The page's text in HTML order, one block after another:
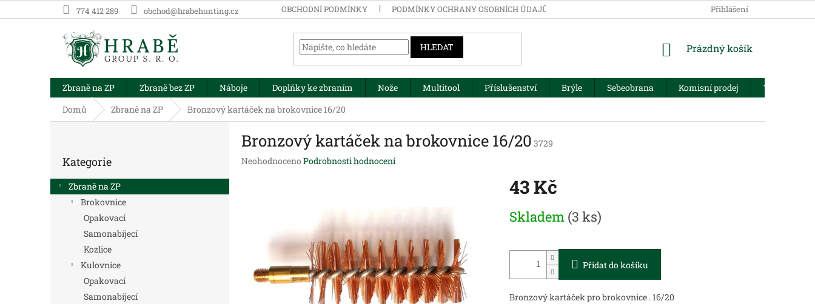
na
774 412 289 obchod@hrabehunting.cz OBCHODNÍ PODMÍNKY PODMÍNKY OCHRANY OSOBNÍCH ÚDAJŮ Přihlášení
HLEDAT
NÁKUPNÍ
Prázdný košík
Zbraně na ZP Zbraně bez ZP Náboje Doplňky ke zbraním Nože Multitool Příslušenství Brýle Sebeobrana Komisní prodej
Trezory
Domů
Zbraně na ZP Bronzový kartáček na brokovnice 16/20
r
a
kategorie
Kategorie
Zbraně na ZP
Brokovnice
Opakovací
Samonabíjecí
Kozlice
Kulovnice
Opakovací
Samonabíjecí
Bronzový kartáček na brokovnice 16/20 3729
Průměrné
hvězdiček.
Neohodnoceno Podrobnosti hodnocení
43 Kč
cena:
Skladem (3 ks)
Přidat do košíku
Bronzový kartáček pro brokovnice . 16/20